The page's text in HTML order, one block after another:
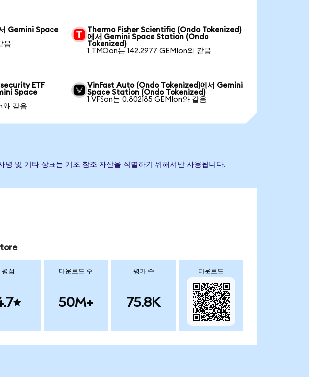
Gemini Space
음
Thermo Fisher Scientific (Ondo Tokenized)
에서 Gemini Space Station (Ondo
Tokenized)
1 TMOon는 142.2977 GEMIon와 같음
ETF
Space
와 같음
VinFast Auto (Ondo Tokenized)에서 Gemini
Space Station (Ondo Tokenized)
1 VFSon는 0.802185 GEMIon와 같음
및 기타 상표는 기초 참조 자산을 식별하기 위해서만 사용됩니다.
평점 다운로드 수
50M+
평가 수
75.8K
다운로드